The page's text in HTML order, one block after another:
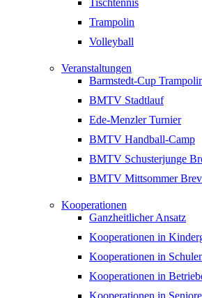
Trampolin
Volleyball
Veranstaltungen
Barmstedt-Cup
BMTV Stadtlauf
Ede-Menzler Turnier
BMTV Handball-Camp
BMTV Schusterjunge
BMTV Mittsommer
Kooperationen
Ganzheitlicher Ansatz
Kooperationen in
Kooperationen in
Kooperationen in
Kooperationen in